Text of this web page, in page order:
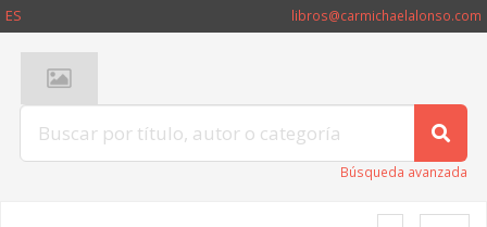
ES libros@carmichaelalonso.com
Búsqueda avanzada